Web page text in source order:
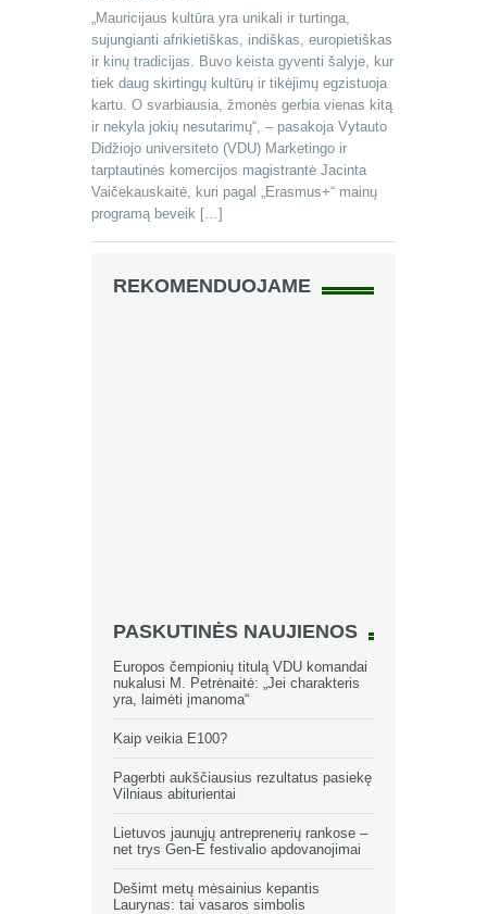
„Mauricijaus kultūra yra unikali ir turtinga,
sujungianti afrikietiškas, indiškas, europietiškas
ir kinų tradicijas. Buvo keista gyventi šalyje, kur
tiek daug skirtingų kultūrų ir tikėjimų egzistuoja
kartu. O svarbiausia, žmonės gerbia vienas kitą
ir nekyla jokių nesutarimų“, – pasakoja Vytauto
Didžiojo universiteto (VDU) Marketingo ir
tarptautinės komercijos magistrantė Jacinta
Vaičekauskaitė, kuri pagal „Erasmus+“ mainų
programą beveik […]
REKOMENDUOJAME
PASKUTINĖS NAUJIENOS
Europos čempionių titulą VDU komandai
nukalusi M. Petrėnaitė: „Jei charakteris
yra, laimėti įmanoma“
Kaip veikia E100?
Pagerbti aukščiausius rezultatus pasiekę
Vilniaus abiturientai
Lietuvos jaunųjų antreprenerių rankose –
net trys Gen-E festivalio apdovanojimai
Dešimt metų mėsainius kepantis
Laurynas: tai vasaros simbolis